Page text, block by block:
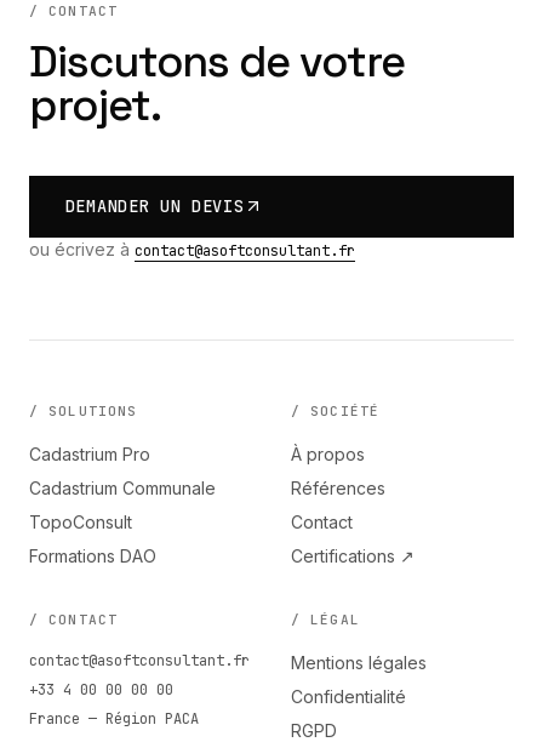
/ CONTACT
Discutons de votre
projet.
DEMANDER UN DEVIS
ou écrivez à contact@asoftconsultant.fr
/ SOLUTIONS
Cadastrium Pro
Cadastrium Communale
TopoConsult
Formations DAO
/ SOCIÉTÉ
À propos
Références
Contact
Certifications ↗
/ CONTACT
contact@asoftconsultant.fr
+33 4 00 00 00 00
France — Région PACA
/ LÉGAL
Mentions légales
Confidentialité
RGPD